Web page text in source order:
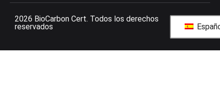
2026 BioCarbon Cert. Todos los derechos
reservados